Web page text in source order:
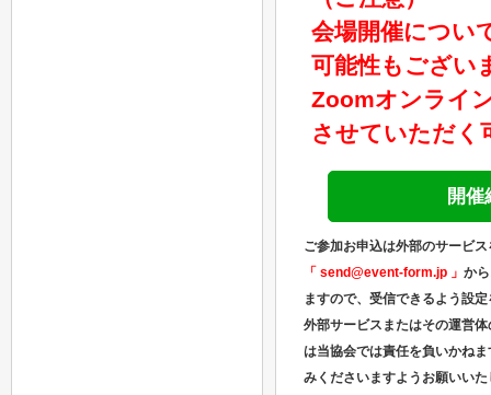
会場開催につい
可能性もござい
Zoomオンライ
させていただく
開催
ご参加お申込は外部のサービ
「 send@event-form.jp 」か
ますので、受信できるよう設
外部サービスまたはその運営
は当協会では責任を負いかね
みくださいますようお願いい